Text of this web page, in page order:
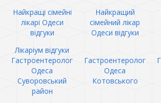
Найкращі сімейні
лікарі Одеси
відгуки
Найкращий
сімейний лікар
Одеси відгуки
Лікаріум відгуки
Гастроентеролог
Одеса
Суворовський
район
Гастроентеролог
Одеса
Котовського